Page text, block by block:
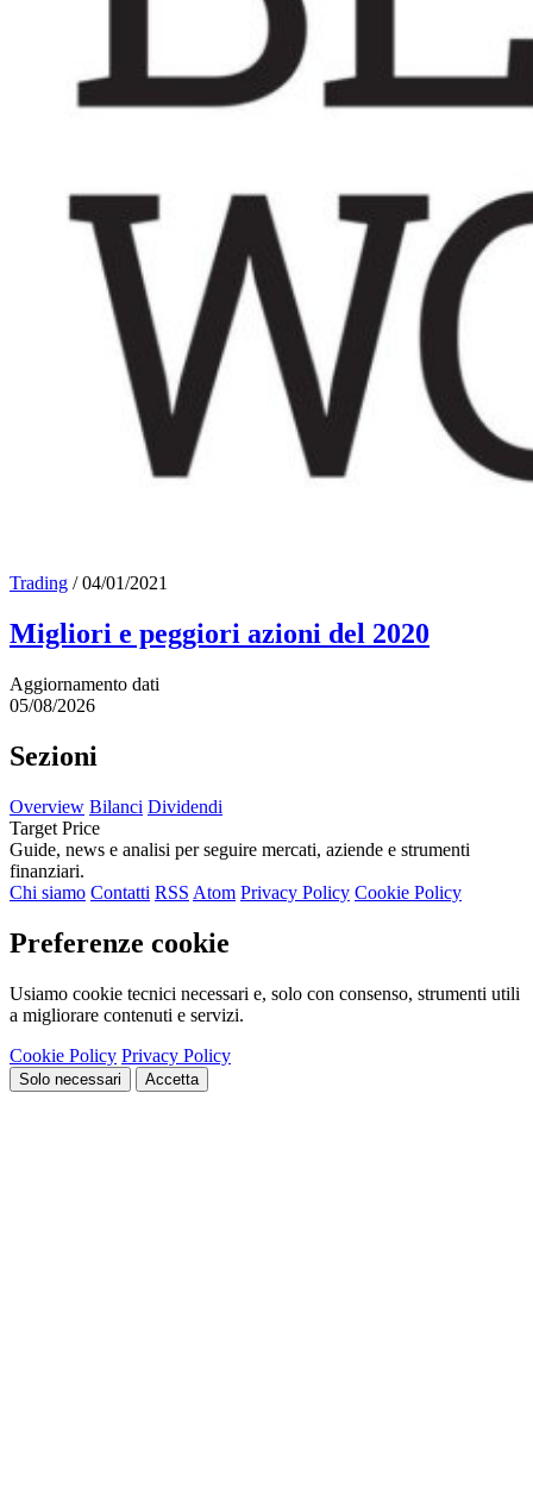
Trading / 04/01/2021
Migliori e peggiori azioni del 2020
Aggiornamento dati
05/08/2026
Sezioni
Overview Bilanci Dividendi
Target Price
Guide, news e analisi per seguire mercati, aziende e strumenti
finanziari.
Chi siamo Contatti RSS Atom Privacy Policy Cookie Policy
Preferenze cookie
Usiamo cookie tecnici necessari e, solo con consenso, strumenti utili
a migliorare contenuti e servizi.
Cookie Policy Privacy Policy
Solo necessari Accetta